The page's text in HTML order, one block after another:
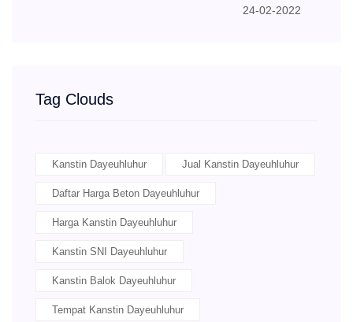
24-02-2022
Tag Clouds
Kanstin Dayeuhluhur Jual Kanstin Dayeuhluhur
Daftar Harga Beton Dayeuhluhur
Harga Kanstin Dayeuhluhur
Kanstin SNI Dayeuhluhur
Kanstin Balok Dayeuhluhur
Tempat Kanstin Dayeuhluhur